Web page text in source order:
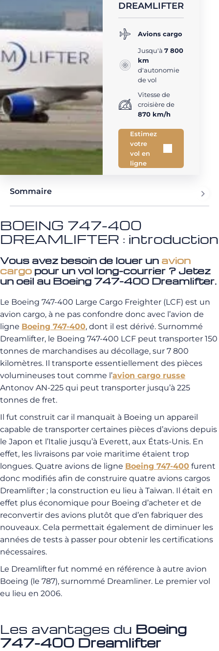
DREAMLIFTER
Avions cargo
Jusqu'à 7 800
km
d'autonomie
de vol
Vitesse de
croisière de
870 km/h
Estimez
votre
vol en
ligne
Sommaire
BOEING 747-400
DREAMLIFTER : introduction
Vous avez besoin de louer un avion
cargo pour un vol long-courrier ? Jetez
un oeil au Boeing 747-400 Dreamlifter.
Le Boeing 747-400 Large Cargo Freighter (LCF) est un
avion cargo, à ne pas confondre donc avec l’avion de
ligne Boeing 747-400, dont il est dérivé. Surnommé
Dreamlifter, le Boeing 747-400 LCF peut transporter 150
tonnes de marchandises au décollage, sur 7 800
kilomètres. Il transporte essentiellement des pièces
volumineuses tout comme l’avion cargo russe
Antonov AN-225 qui peut transporter jusqu’à 225
tonnes de fret.
Il fut construit car il manquait à Boeing un appareil
capable de transporter certaines pièces d’avions depuis
le Japon et l’Italie jusqu’à Everett, aux États-Unis. En
effet, les livraisons par voie maritime étaient trop
longues. Quatre avions de ligne Boeing 747-400 furent
donc modifiés afin de construire quatre avions cargos
Dreamlifter ; la construction eu lieu à Taïwan. Il était en
effet plus économique pour Boeing d’acheter et de
reconvertir des avions plutôt que d’en fabriquer des
nouveaux. Cela permettait également de diminuer les
années de tests à passer pour obtenir les certifications
nécessaires.
Le Dreamlifter fut nommé en référence à autre avion
Boeing (le 787), surnommé Dreamliner. Le premier vol
eu lieu en 2006.
Les avantages du Boeing
747-400 Dreamlifter